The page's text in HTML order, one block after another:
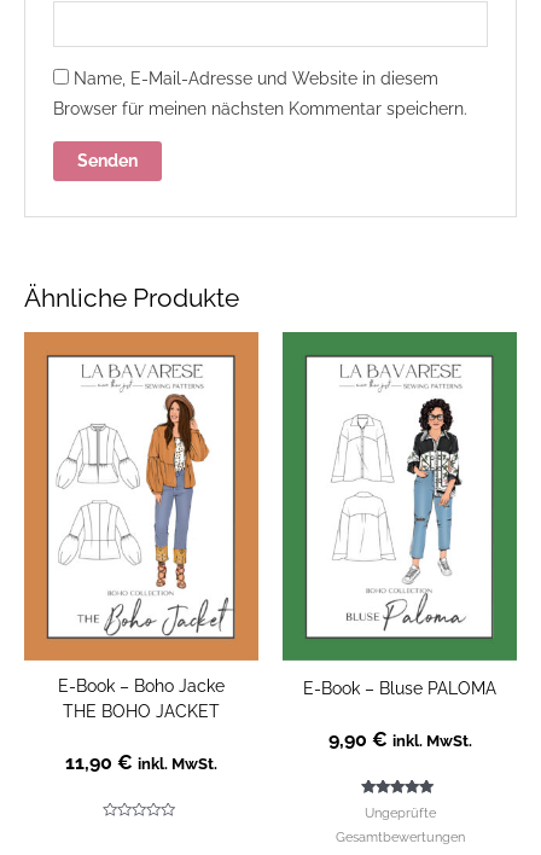
Name, E-Mail-Adresse und Website in diesem
Browser für meinen nächsten Kommentar speichern.
Ähnliche Produkte
E-Book – Boho Jacke
THE BOHO JACKET
11,90 € inkl. MwSt.
E-Book – Bluse PALOMA
9,90 € inkl. MwSt.
Bewertet mit
4.78
von 5
Ungeprüfte
Gesamtbewertungen